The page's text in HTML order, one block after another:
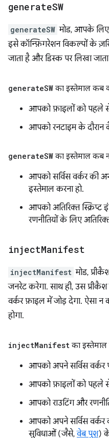
generateSW
generateSW मोड, आपके लिए
इसे कॉन्फ़िगरेशन विकल्पों के
जाता है और डिस्क पर लिखा
generateSW का इस्तेमाल कब
आपको फ़ाइलों को पहले
आपको रनटाइम के
generateSW का इस्तेमाल कब
आपको सर्विस वर्कर की
इस्तेमाल करना हो.
आपको अतिरिक्त स्क्रिप्ट
रणनीतियों के लिए
injectManifest
injectManifest मोड,
जनरेट करेगा. साथ ही, उस
वर्कर फ़ाइल में जोड़ देगा. ऐसा
होगा.
injectManifest का
आपको अपने सर्विस वर्कर
आपको फ़ाइलों को पहले
आपको राउटिंग और
आपको अपने सर्विस वर्कर
सुविधाओं (जैसे,वेब पुश)